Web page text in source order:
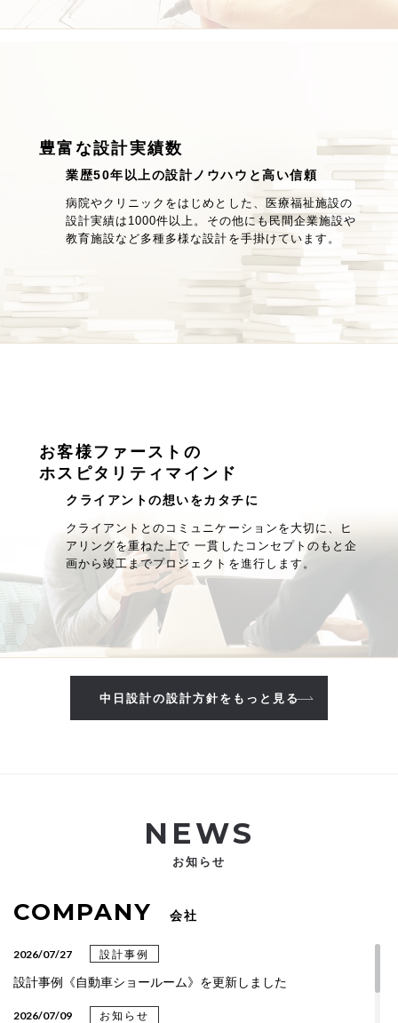
豊富な設計実績数
業歴50年以上の設計ノウハウと高い信頼
病院やクリニックをはじめとした、医療福祉施設の
設計実績は1000件以上。その他にも民間企業施設や
教育施設など多種多様な設計を手掛けています。
お客様ファーストの
ホスピタリティマインド
クライアントの想いをカタチに
クライアントとのコミュニケーションを大切に、ヒ
アリングを重ねた上で 一貫したコンセプトのもと企
画から竣工までプロジェクトを進行します。
中日設計の設計方針をもっと見る
NEWS
お知らせ
COMPANY 会社
2026/07/27 設計事例
設計事例《自動車ショールーム》を更新しました
2026/07/09 お知らせ